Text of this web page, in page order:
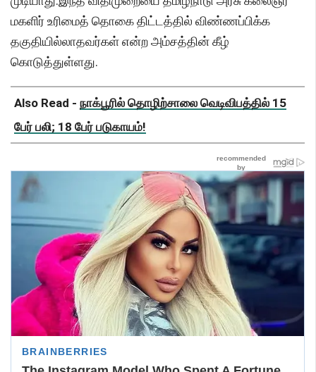
மகளிர் உரிமைத் தொகை திட்டத்தில் விண்ணப்பிக்க
தகுதியில்லாதவர்கள் என்ற அம்சத்தின் கீழ்
கொடுத்துள்ளது.
Also Read - நாக்பூரில் தொழிற்சாலை வெடிவிபத்தில் 15
பேர் பலி; 18 பேர் படுகாயம்!